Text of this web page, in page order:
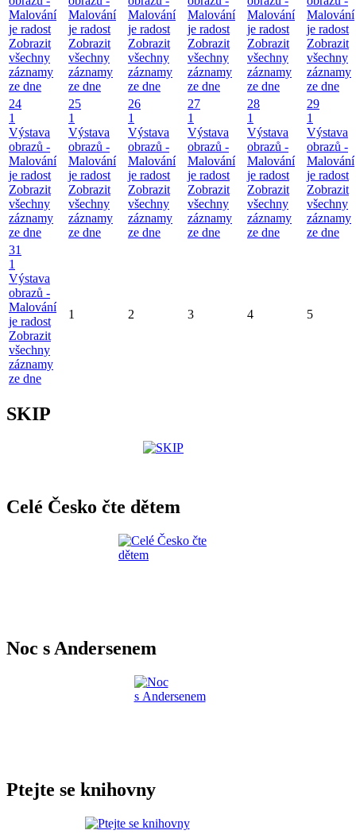
Malování
je radost
Zobrazit
všechny
záznamy
ze dne
Malování
je radost
Zobrazit
všechny
záznamy
ze dne
Malování
je radost
Zobrazit
všechny
záznamy
ze dne
Malování
je radost
Zobrazit
všechny
záznamy
ze dne
Malování
je radost
Zobrazit
všechny
záznamy
ze dne
Malování
je radost
Zobrazit
všechny
záznamy
ze dne
24
1
Výstava
obrazů -
Malování
je radost
Zobrazit
všechny
záznamy
ze dne
25
1
Výstava
obrazů -
Malování
je radost
Zobrazit
všechny
záznamy
ze dne
26
1
Výstava
obrazů -
Malování
je radost
Zobrazit
všechny
záznamy
ze dne
27
1
Výstava
obrazů -
Malování
je radost
Zobrazit
všechny
záznamy
ze dne
28
1
Výstava
obrazů -
Malování
je radost
Zobrazit
všechny
záznamy
ze dne
29
1
Výstava
obrazů -
Malování
je radost
Zobrazit
všechny
záznamy
ze dne
31
1
Výstava
obrazů -
Malování
je radost
Zobrazit
všechny
záznamy
ze dne
1 2 3 4 5
SKIP
Celé Česko čte dětem
Noc s Andersenem
Ptejte se knihovny